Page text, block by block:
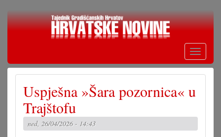
Skoči
Toggle
Uspješna »Šara pozornica« u
Trajštofu
ned, 26/04/2026 - 14:43